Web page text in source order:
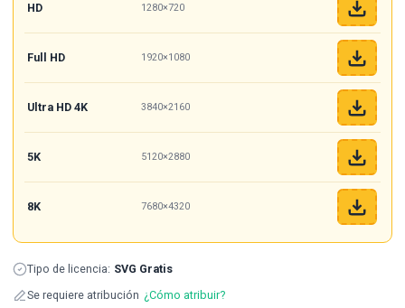
HD 1280×720
Full HD 1920×1080
Ultra HD 4K 3840×2160
5K 5120×2880
8K 7680×4320
Tipo de licencia: SVG Gratis
Se requiere atribución ¿Cómo atribuir?